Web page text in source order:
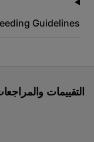
Guidelines
التقييمات